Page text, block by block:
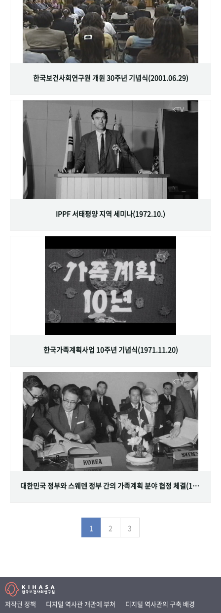
한국보건사회연구원 개원 30주년 기념식(2001.06.29)
IPPF 서태평양 지역 세미나(1972.10.)
한국가족계획사업 10주년 기념식(1971.11.20)
대한민국 정부와 스웨덴 정부 간의 가족계획 분야 협정 체결(1968.07.12)
1 2 3
저작권 정책 디지털 역사관 개관에 부쳐
디지털 역사관의 구축 배경